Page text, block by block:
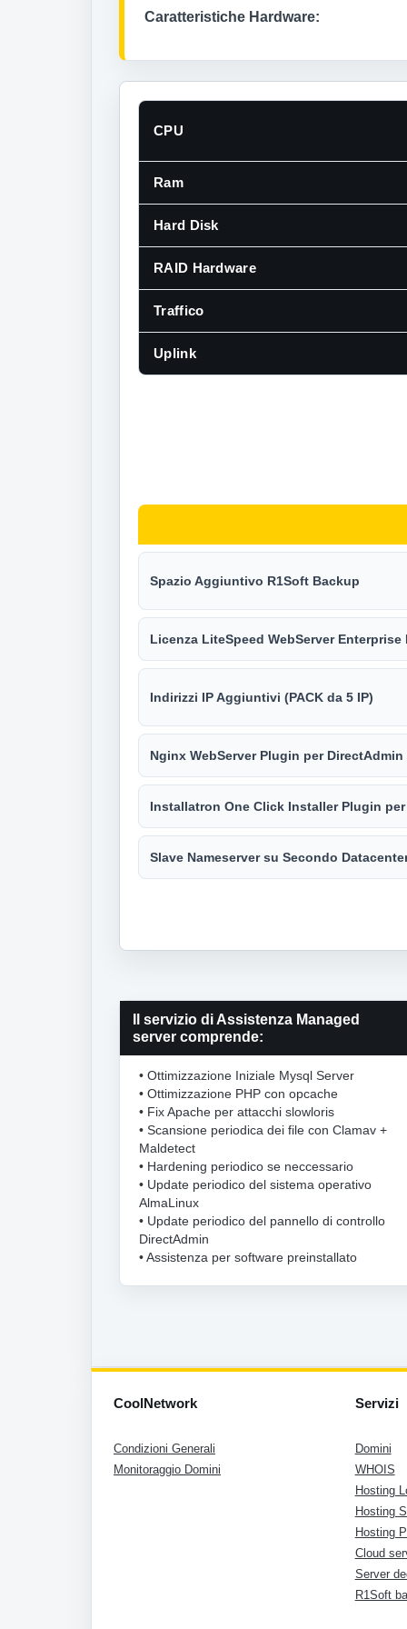
Caratteristiche Hardware:
CPU
Ram
Hard Disk
RAID Hardware
Traffico
Uplink
Spazio Aggiuntivo R1Soft Backup
Licenza LiteSpeed WebServer Enterprise
Indirizzi IP Aggiuntivi (PACK da 5 IP)
Nginx WebServer Plugin per DirectAdmin
Installatron One Click Installer Plugin
Slave Nameserver su Secondo
Il servizio di Assistenza Managed
server comprende:
• Ottimizzazione Iniziale Mysql Server
• Ottimizzazione PHP con opcache
• Fix Apache per attacchi slowloris
• Scansione periodica dei file con Clamav +
Maldetect
• Hardening periodico se neccessario
• Update periodico del sistema operativo
AlmaLinux
• Update periodico del pannello di controllo
DirectAdmin
• Assistenza per software preinstallato
CoolNetwork
Condizioni Generali
Monitoraggio Domini
Servizi
Domini
WHOIS
Hosting
Hosting
Hosting
Cloud
Server
R1Soft